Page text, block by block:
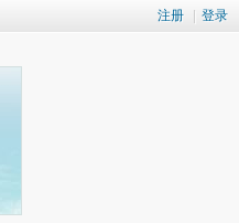
注册 登录